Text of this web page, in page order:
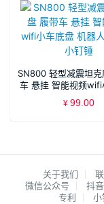
SN800 轻型减震坦
车 悬挂 智能视频wifi
机器人XDC70 小
¥ 99.00
关于我们
微信公众号
抖
专利
小